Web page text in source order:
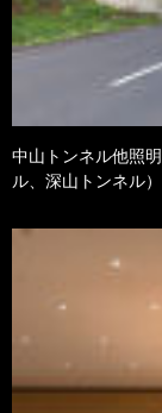
中山トンネル他照
ル、深山トンネル）